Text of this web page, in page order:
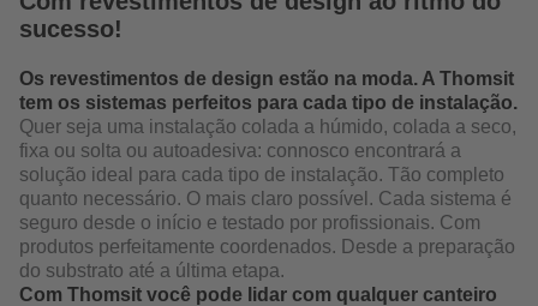
sucesso!
Os revestimentos de design estão na moda. A Thomsit
tem os sistemas perfeitos para cada tipo de instalação.
Quer seja uma instalação colada a húmido, colada a seco,
fixa ou solta ou autoadesiva: connosco encontrará a
solução ideal para cada tipo de instalação. Tão completo
quanto necessário. O mais claro possível. Cada sistema é
seguro desde o início e testado por profissionais. Com
produtos perfeitamente coordenados. Desde a preparação
do substrato até a última etapa.
Com Thomsit você pode lidar com qualquer canteiro